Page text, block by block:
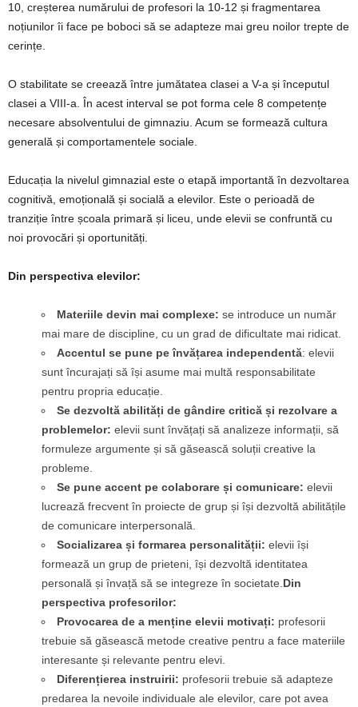
10, creșterea numărului de profesori la 10-12 și fragmentarea
noțiunilor îi face pe boboci să se adapteze mai greu noilor trepte de
cerințe.
O stabilitate se creează între jumătatea clasei a V-a și începutul
clasei a VIII-a. În acest interval se pot forma cele 8 competențe
necesare absolventului de gimnaziu. Acum se formează cultura
generală și comportamentele sociale.
Educația la nivelul gimnazial este o etapă importantă în dezvoltarea
cognitivă, emoțională și socială a elevilor. Este o perioadă de
tranziție între școala primară și liceu, unde elevii se confruntă cu
noi provocări și oportunități.
Din perspectiva elevilor:
Materiile devin mai complexe: se introduce un număr
mai mare de discipline, cu un grad de dificultate mai ridicat.
Accentul se pune pe învățarea independentă: elevii
sunt încurajați să își asume mai multă responsabilitate
pentru propria educație.
Se dezvoltă abilități de gândire critică și rezolvare a
problemelor: elevii sunt învățați să analizeze informații, să
formuleze argumente și să găsească soluții creative la
probleme.
Se pune accent pe colaborare și comunicare: elevii
lucrează frecvent în proiecte de grup și își dezvoltă abilitățile
de comunicare interpersonală.
Socializarea și formarea personalității: elevii își
formează un grup de prieteni, își dezvoltă identitatea
personală și învață să se integreze în societate.Din
perspectiva profesorilor:
Provocarea de a menține elevii motivați: profesorii
trebuie să găsească metode creative pentru a face materiile
interesante și relevante pentru elevi.
Diferențierea instruirii: profesorii trebuie să adapteze
predarea la nevoile individuale ale elevilor, care pot avea